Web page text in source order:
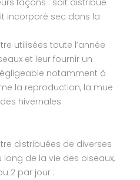
incorporé sec dans la
utilisées toute l’année
et leur fournir un
notamment à
la reproduction, la mue
hivernales.
distribuées de diverses
de la vie des oiseaux,
2 par jour :